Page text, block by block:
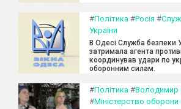
#Політика #Росія #
України
В Одесі Служба безпеки
затримала агента
координував удари по
оборонним силам.
#Політика #Володимир
#Міністерство оборони